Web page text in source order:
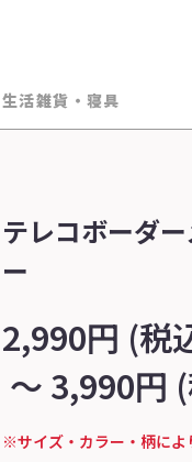
生活雑貨・寝具
テレコボーダ
ー
2,990円 (税
～ 3,990円
※サイズ・カラー・柄によ